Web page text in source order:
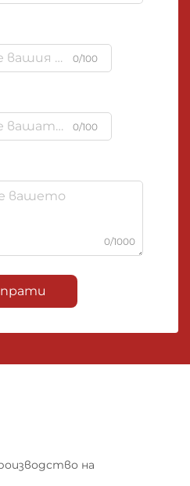
0/100
0/100
0/1000
на